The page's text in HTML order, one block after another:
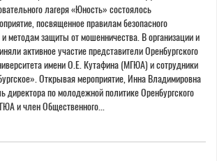
лагеря «Юность» состоялось
посвященное правилам безопасного
методам защиты от мошенничества. В организации и
активное участие представители Оренбургского
имени О.Е. Кутафина (МГЮА) и сотрудники
Открывая мероприятие, Инна Владимировна
директора по молодежной политике Оренбургского
и член Общественного...